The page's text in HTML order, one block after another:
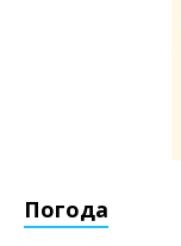
Погода